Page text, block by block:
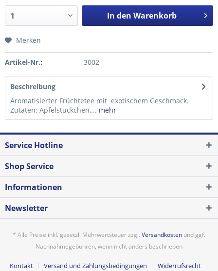
In den Warenkorb
Merken
Artikel-Nr.: 3002
Beschreibung
Aromatisierter Früchtetee mit exotischem Geschmack.
Zutaten: Apfelstückchen,... mehr
Service Hotline
Shop Service
Informationen
Newsletter
* Alle Preise inkl. gesetzl. Mehrwertsteuer zzgl. Versandkosten und ggf.
Nachnahmegebühren, wenn nicht anders beschrieben
Kontakt Versand und Zahlungsbedingungen Widerrufsrecht